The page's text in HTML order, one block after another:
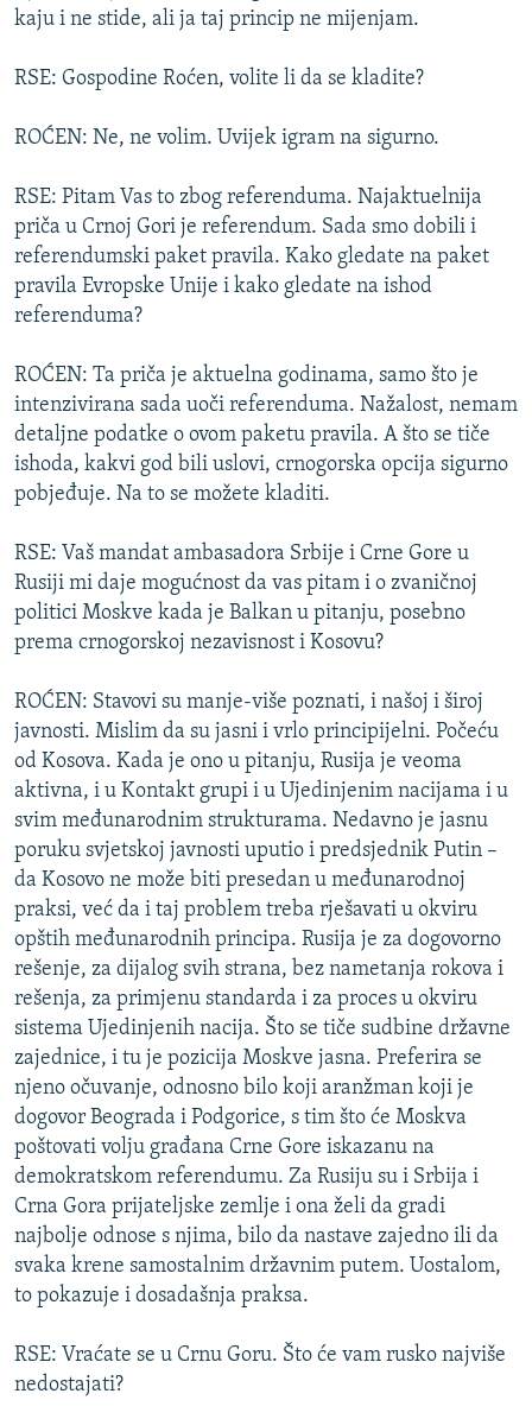
kaju i ne stide, ali ja taj princip ne mijenjam.
RSE: Gospodine Roćen, volite li da se kladite?
ROĆEN: Ne, ne volim. Uvijek igram na sigurno.
RSE: Pitam Vas to zbog referenduma. Najaktuelnija
priča u Crnoj Gori je referendum. Sada smo dobili i
referendumski paket pravila. Kako gledate na paket
pravila Evropske Unije i kako gledate na ishod
referenduma?
ROĆEN: Ta priča je aktuelna godinama, samo što je
intenzivirana sada uoči referenduma. Nažalost, nemam
detaljne podatke o ovom paketu pravila. A što se tiče
ishoda, kakvi god bili uslovi, crnogorska opcija sigurno
pobjeđuje. Na to se možete kladiti.
RSE: Vaš mandat ambasadora Srbije i Crne Gore u
Rusiji mi daje mogućnost da vas pitam i o zvaničnoj
politici Moskve kada je Balkan u pitanju, posebno
prema crnogorskoj nezavisnost i Kosovu?
ROĆEN: Stavovi su manje-više poznati, i našoj i široj
javnosti. Mislim da su jasni i vrlo principijelni. Počeću
od Kosova. Kada je ono u pitanju, Rusija je veoma
aktivna, i u Kontakt grupi i u Ujedinjenim nacijama i u
svim međunarodnim strukturama. Nedavno je jasnu
poruku svjetskoj javnosti uputio i predsjednik Putin –
da Kosovo ne može biti presedan u međunarodnoj
praksi, već da i taj problem treba rješavati u okviru
opštih međunarodnih principa. Rusija je za dogovorno
rešenje, za dijalog svih strana, bez nametanja rokova i
rešenja, za primjenu standarda i za proces u okviru
sistema Ujedinjenih nacija. Što se tiče sudbine državne
zajednice, i tu je pozicija Moskve jasna. Preferira se
njeno očuvanje, odnosno bilo koji aranžman koji je
dogovor Beograda i Podgorice, s tim što će Moskva
poštovati volju građana Crne Gore iskazanu na
demokratskom referendumu. Za Rusiju su i Srbija i
Crna Gora prijateljske zemlje i ona želi da gradi
najbolje odnose s njima, bilo da nastave zajedno ili da
svaka krene samostalnim državnim putem. Uostalom,
to pokazuje i dosadašnja praksa.
RSE: Vraćate se u Crnu Goru. Što će vam rusko najviše
nedostajati?